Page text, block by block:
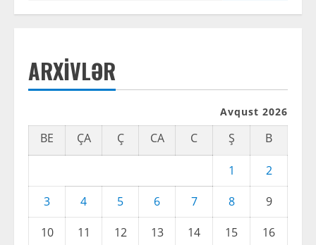
ARXIVLƏR
Avqust 2026
BE ÇA Ç CA C Ş B
1
2
3
4 5 6 7 8
9
10
11 12 13 14 15 16